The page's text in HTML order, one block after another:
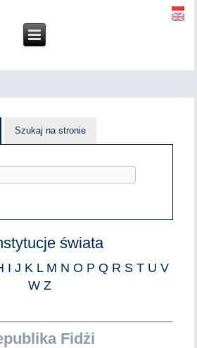
Szukaj na stronie
świata
I J K L M N O P Q R S T U V
W Z
Fidżi